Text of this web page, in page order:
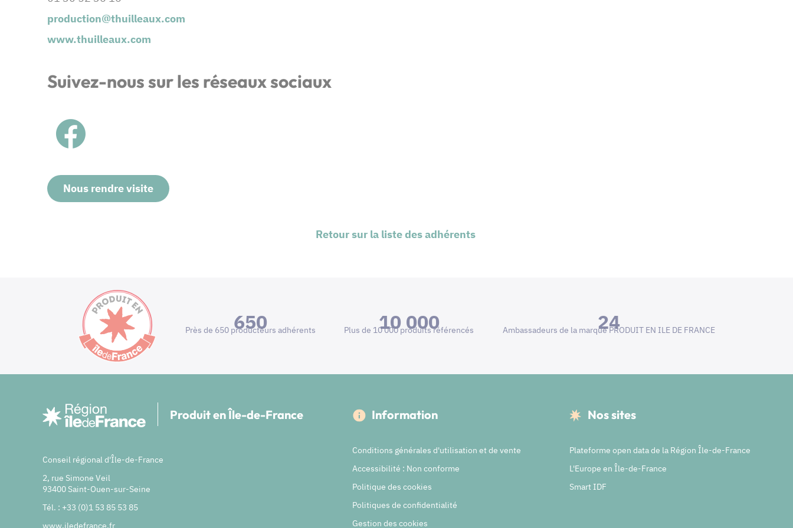
production@thuilleaux.com
www.thuilleaux.com
Suivez-nous sur les réseaux sociaux
Nous rendre visite
Retour sur la liste des adhérents
650
Près de 650 producteurs adhérents 10 000
Plus de 10 000 produits référencés 24
Ambassadeurs de la marque PRODUIT EN ILE DE FRANCE
Produit en Île-de-France
Conseil régional d'Île-de-France
2, rue Simone Veil
93400 Saint-Ouen-sur-Seine
Tél. : +33 (0)1 53 85 53 85
www.iledefrance.fr
Information
Conditions générales d'utilisation et de vente
Accessibilité : Non conforme
Politique des cookies
Politiques de confidentialité
Gestion des cookies
Nos sites
Plateforme open data de la Région Île-de-France
L'Europe en Île-de-France
Smart IDF